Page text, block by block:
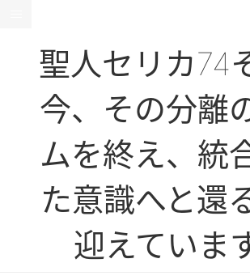
聖人セリカ74
今、その分離
ムを終え、統
た意識へと還
迎えています